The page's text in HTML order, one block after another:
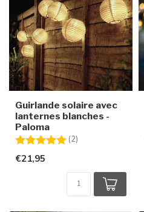
Guirlande solaire avec
lanternes blanches -
Paloma
Note:
(2)
€21,95